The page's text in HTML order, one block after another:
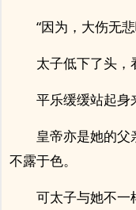
“因为，大伤无
太子低下了头，
平乐缓缓站起身
皇帝亦是她的
不露于色。
可太子与她不一